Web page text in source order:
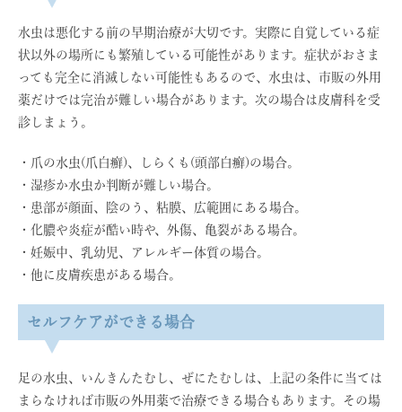
水虫は悪化する前の早期治療が大切です。実際に自覚している症
状以外の場所にも繁殖している可能性があります。症状がおさま
っても完全に消滅しない可能性もあるので、水虫は、市販の外用
薬だけでは完治が難しい場合があります。次の場合は皮膚科を受
診しまょう。
・爪の水虫(爪白癬)、しらくも(頭部白癬)の場合。
・湿疹か水虫か判断が難しい場合。
・患部が顔面、陰のう、粘膜、広範囲にある場合。
・化膿や炎症が酷い時や、外傷、亀裂がある場合。
・妊娠中、乳幼児、アレルギー体質の場合。
・他に皮膚疾患がある場合。
セルフケアができる場合
足の水虫、いんきんたむし、ぜにたむしは、上記の条件に当ては
まらなければ市販の外用薬で治療できる場合もあります。その場